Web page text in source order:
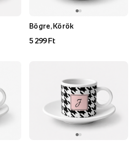
Bögre, Körök
5 299 Ft